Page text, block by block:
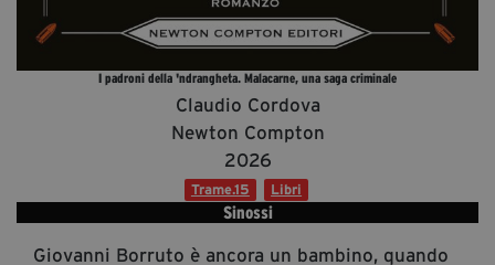
Mostra 3D - Visioni Civiche
Il Diritto di Essere
Archivio Storico
segreteria@tramefestival.it
info@tramefestival.it
Sinossi
Giovanni Borruto è ancora un bambino, quando
I padroni della 'ndrangheta. Malacarne, una saga criminale
Claudio Cordova
Newton Compton
2026
Trame.15 Libri